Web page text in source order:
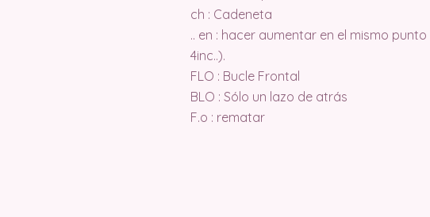
ch : Cadeneta
.. en : hacer aumentar en el mismo
4inc..).
FLO : Bucle Frontal
BLO : Sólo un lazo de atrás
F.o : rematar